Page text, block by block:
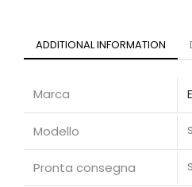
ADDITIONAL INFORMATION
Marca
Modello
Pronta consegna